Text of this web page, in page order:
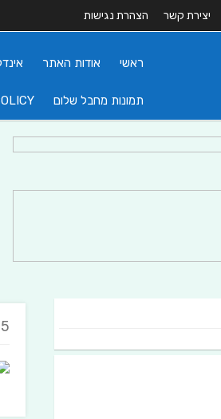
יצירת קשר הצהרת נגישות
ראשי אודות האתר
תמונות מחבל שלום
5